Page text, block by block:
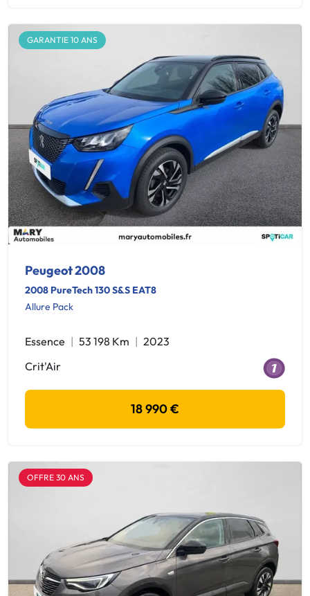
GARANTIE 10 ANS
Peugeot 2008
2008 PureTech 130 S&S EAT8
Allure Pack
Essence 53 198 Km
2023
Crit'Air
18 990 €
OFFRE 30 ANS